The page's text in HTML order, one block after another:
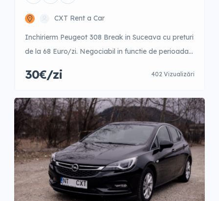
CXT Rent a Car
Inchirierm Peugeot 308 Break in Suceava cu preturi
de la 68 Euro/zi. Negociabil in functie de perioada
15 zile – 35 Euro/zi 16-21 zile – 31 Euro/zi 22-30 zile
Posibilitate fara garantie cu […]
30€/zi 402 Vizualizări